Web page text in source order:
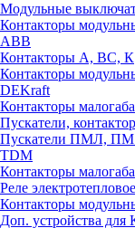
Модульные
Контакторы
ABB
Контакторы А, ВС, К
Контакторы
DEKraft
Контакторы
Пускатели,
Пускатели ПМЛ,
TDM
Контакторы
Реле
Контакторы
Доп. устройства